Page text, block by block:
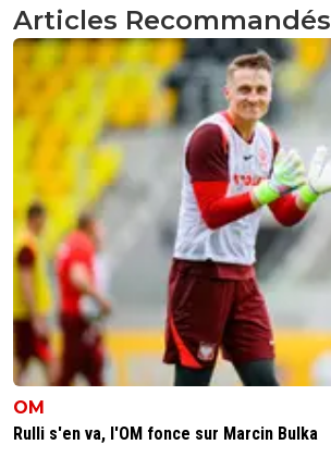
Articles Recommandés
OM
Rulli s'en va, l'OM fonce sur Marcin Bulka